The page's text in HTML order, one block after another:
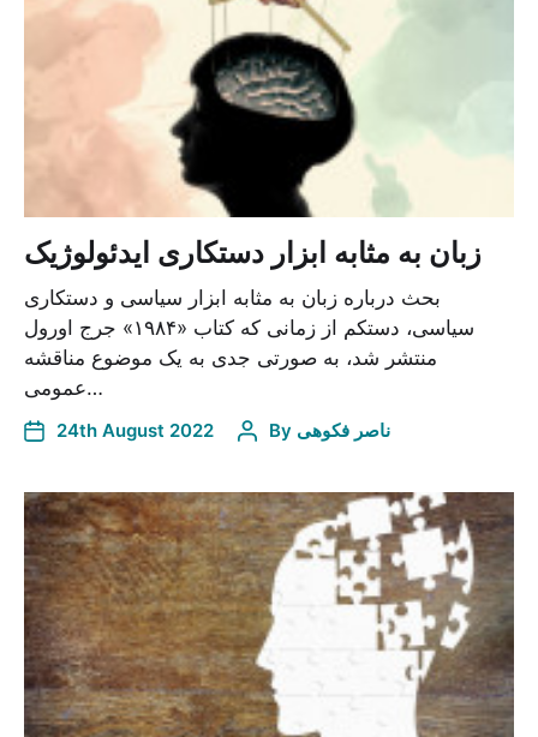
زبان به مثابه ابزار دستکاری ایدئولوژیک
بحث درباره زبان به مثابه ابزار سیاسی و دستکاری
سیاسی، دستکم از زمانی که کتاب «۱۹۸۴» جرج اورول
منتشر شد، به صورتی جدی به یک موضوع مناقشه
عمومی…
24th August 2022 By ناصر فکوهی